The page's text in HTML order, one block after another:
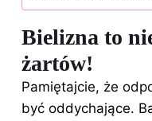
Bielizna to
żartów!
Pamiętajcie, że
być oddychające.